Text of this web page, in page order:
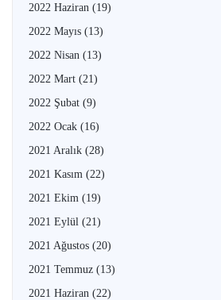
2022 Haziran (19)
2022 Mayıs (13)
2022 Nisan (13)
2022 Mart (21)
2022 Şubat (9)
2022 Ocak (16)
2021 Aralık (28)
2021 Kasım (22)
2021 Ekim (19)
2021 Eylül (21)
2021 Ağustos (20)
2021 Temmuz (13)
2021 Haziran (22)